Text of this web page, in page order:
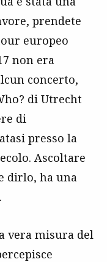
prendete
europeo
non era
concerto,
di Utrecht
di
presso la
Ascoltare
dirlo, ha una
vera misura del